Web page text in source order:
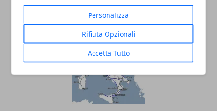
Personalizza
Rifiuta Opzionali
Accetta Tutto